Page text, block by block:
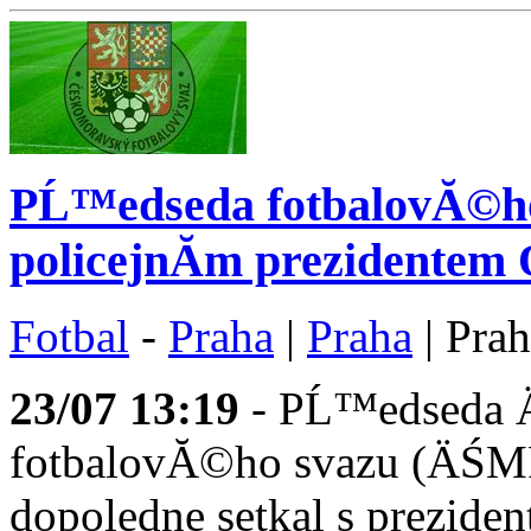
PĹ™edseda
policejnĂ­m
Fotbal - Praha | Praha |
23/07 13:19 - PĹ™edseda
fotbalovĂ©ho svazu
dopoledne setkal s